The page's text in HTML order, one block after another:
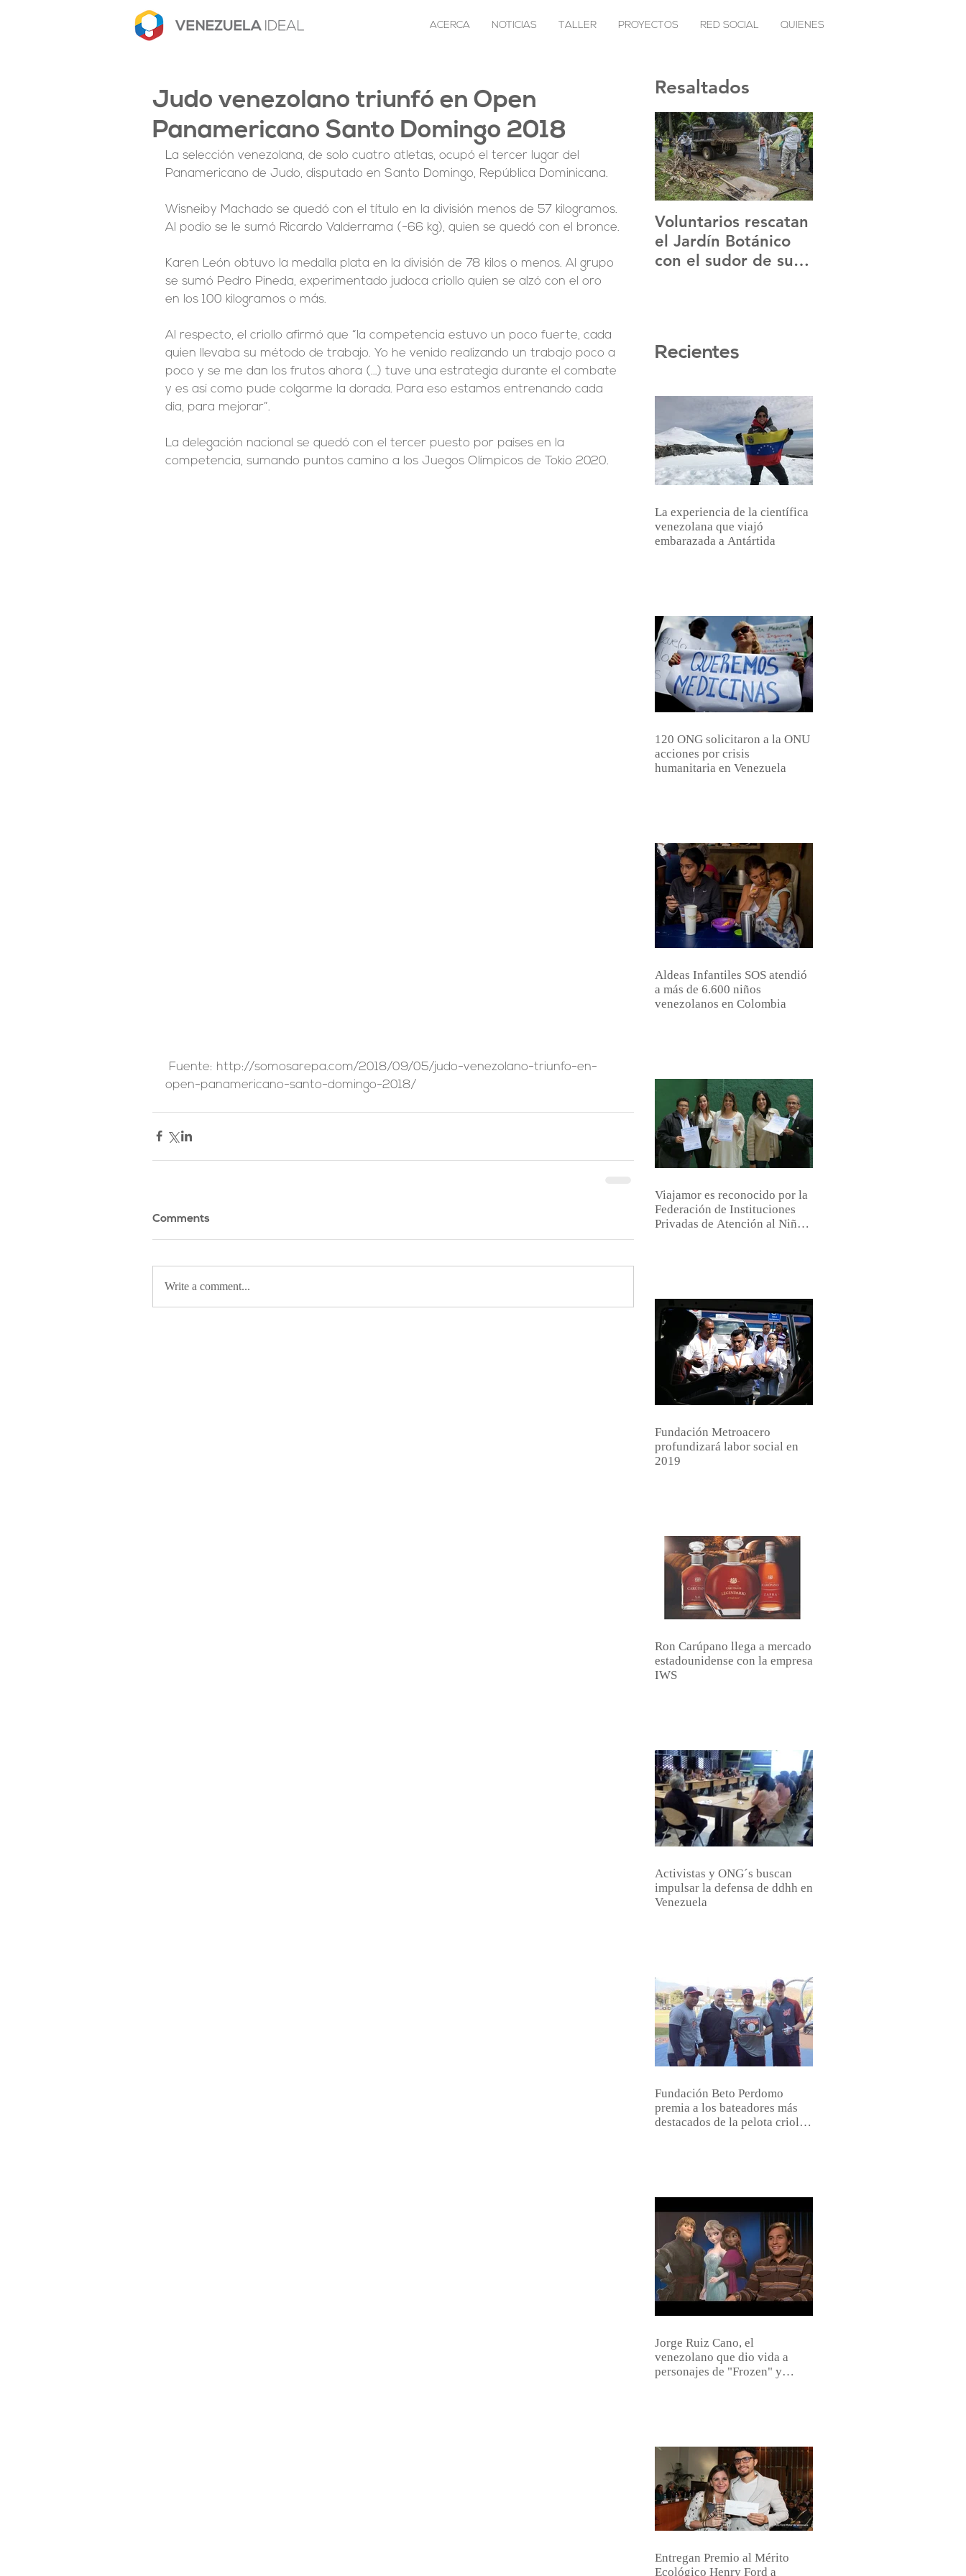
ACERCA NOTICIAS TALLER PROYECTOS RED SOCIAL QUIENES
Judo venezolano triunfó en Open
Panamericano Santo Domingo 2018
La selección venezolana, de solo cuatro atletas, ocupó el tercer lugar del
Panamericano de Judo, disputado en Santo Domingo, República Dominicana.
Wisneiby Machado se quedó con el título en la división menos de 57 kilogramos.
Al podio se le sumó Ricardo Valderrama (-66 kg), quien se quedó con el bronce.
Karen León obtuvo la medalla plata en la división de 78 kilos o menos. Al grupo
se sumó Pedro Pineda, experimentado judoca criollo quien se alzó con el oro
en los 100 kilogramos o más.
Al respecto, el criollo afirmó que “la competencia estuvo un poco fuerte, cada
quien llevaba su método de trabajo. Yo he venido realizando un trabajo poco a
poco y se me dan los frutos ahora (…) tuve una estrategia durante el combate
y es así como pude colgarme la dorada. Para eso estamos entrenando cada
día, para mejorar”.
La delegación nacional se quedó con el tercer puesto por países en la
competencia, sumando puntos camino a los Juegos Olímpicos de Tokio 2020.
open-panamericano-santo-domingo-2018/
Comments
Write a comment...
Resaltados
Voluntarios rescatan
el Jardín Botánico
con el sudor de su
Recientes
La experiencia de la científica
venezolana que viajó
embarazada a Antártida
120 ONG solicitaron a la ONU
acciones por crisis
humanitaria en Venezuela
Aldeas Infantiles SOS atendió
a más de 6.600 niños
venezolanos en Colombia
Viajamor es reconocido por la
Federación de Instituciones
Privadas de Atención al Niño,
Fundación Metroacero
profundizará labor social en
2019
Ron Carúpano llega a mercado
estadounidense con la empresa
IWS
Activistas y ONG´s buscan
impulsar la defensa de ddhh en
Venezuela
Fundación Beto Perdomo
premia a los bateadores más
destacados de la pelota criolla
Jorge Ruiz Cano, el
venezolano que dio vida a
personajes de "Frozen" y
Entregan Premio al Mérito
Ecológico Henry Ford a